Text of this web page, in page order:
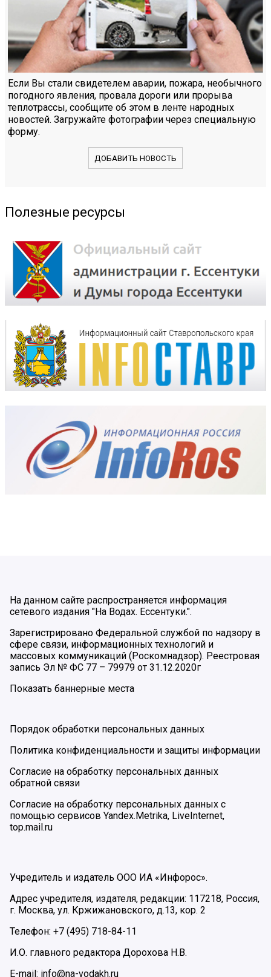
Если Вы стали свидетелем аварии, пожара, необычного
погодного явления, провала дороги или прорыва
теплотрассы, сообщите об этом в ленте народных
новостей. Загружайте фотографии через специальную
форму.
ДОБАВИТЬ НОВОСТЬ
Полезные ресурсы
На данном сайте распространяется информация
сетевого издания "На Водах. Ессентуки.".
Зарегистрировано Федеральной службой по надзору в
сфере связи, информационных технологий и
массовых коммуникаций (Роскомнадзор). Реестровая
запись Эл № ФС 77 – 79979 от 31.12.2020г
Показать баннерные места
Порядок обработки персональных данных
Политика конфиденциальности и защиты информации
Согласие на обработку персональных данных
обратной связи
Согласие на обработку персональных данных с
помощью сервисов Yandex.Metrika, LiveInternet,
top.mail.ru
Учредитель и издатель ООО ИА «Инфорос».
Адрес учредителя, издателя, редакции: 117218, Россия,
г. Москва, ул. Кржижановского, д.13, кор. 2
Телефон: +7 (495) 718-84-11
И.О. главного редактора Дорохова Н.В.
E-mail: info@na-vodakh.ru